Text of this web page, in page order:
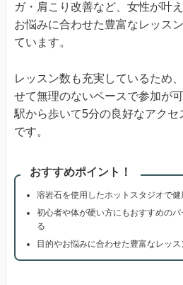
ガ・肩こり改善など、女性が叶
お悩みに合わせた豊富なレッス
ています。
レッスン数も充実しているため
せて無理のないペースで参加が
駅から歩いて5分の良好なアクセ
です。
おすすめポイント！
溶岩石を使用したホットスタジオで
初心者や体が硬い方にもおすすめの
る
目的やお悩みに合わせた豊富なレッ